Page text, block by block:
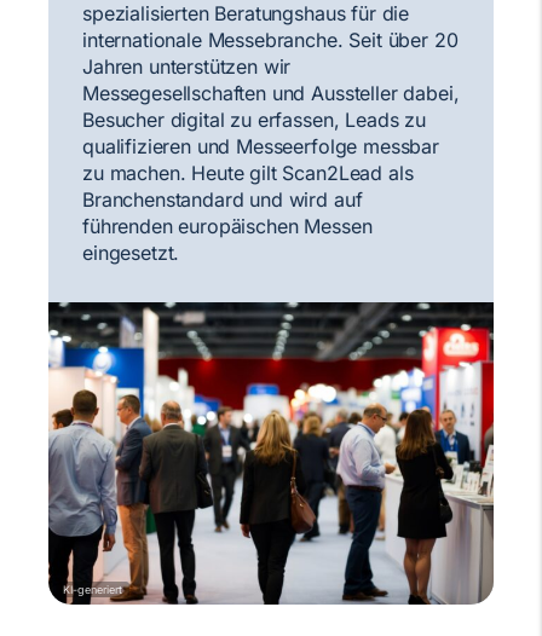
KI-generiert
spezialisierten Beratungshaus für die
internationale Messebranche. Seit über 20
Jahren unterstützen wir
Messegesellschaften und Aussteller dabei,
Besucher digital zu erfassen, Leads zu
qualifizieren und Messeerfolge messbar
zu machen. Heute gilt Scan2Lead als
Branchenstandard und wird auf
führenden europäischen Messen
eingesetzt.